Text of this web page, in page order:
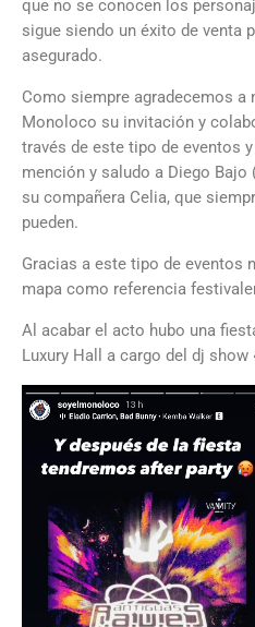
que no se conocen los
sigue siendo un éxito de venta
asegurado.
Como siempre agradecemos a
Monoloco su invitación y
través de este tipo de eventos
mención y saludo a Diego
su compañera Celia, que
pueden.
Gracias a este tipo de eventos
mapa como referencia
Al acabar el acto hubo una
Luxury Hall a cargo del dj show